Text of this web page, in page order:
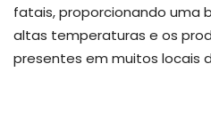
fatais, proporcionando uma
altas temperaturas e os
presentes em muitos locais